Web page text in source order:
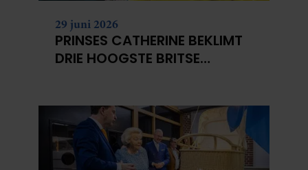
29 juni 2026
PRINSES CATHERINE BEKLIMT
DRIE HOOGSTE BRITSE